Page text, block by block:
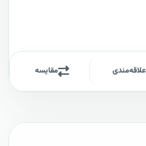
علاقه‌مندی مقایسه